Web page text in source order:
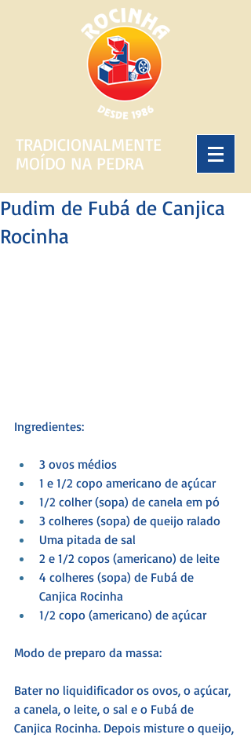
TRADICIONALMENTE
MOÍDO NA PEDRA
Pudim de Fubá de Canjica
Rocinha
Ingredientes:
3 ovos médios
1 e 1/2 copo americano de açúcar
1/2 colher (sopa) de canela em pó
3 colheres (sopa) de queijo ralado
Uma pitada de sal
2 e 1/2 copos (americano) de leite
4 colheres (sopa) de Fubá de
Canjica Rocinha
1/2 copo (americano) de açúcar
Modo de preparo da massa:
Bater no liquidificador os ovos, o açúcar,
a canela, o leite, o sal e o Fubá de
Canjica Rocinha. Depois misture o queijo,